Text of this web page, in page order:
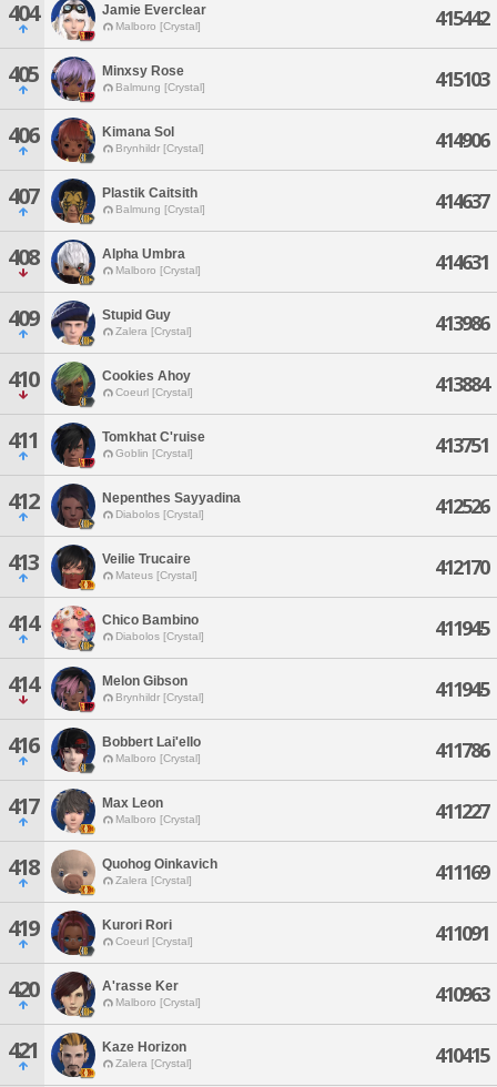
404 Jamie Everclear
Malboro [Crystal] 415442
405 Minxsy Rose
Balmung [Crystal] 415103
406 Kimana Sol
Brynhildr [Crystal] 414906
407 Plastik Caitsith
Balmung [Crystal] 414637
408 Alpha Umbra
Malboro [Crystal] 414631
409 Stupid Guy
Zalera [Crystal] 413986
410 Cookies Ahoy
Coeurl [Crystal] 413884
411 Tomkhat C'ruise
Goblin [Crystal] 413751
412 Nepenthes Sayyadina
Diabolos [Crystal] 412526
413 Veilie Trucaire
Mateus [Crystal] 412170
414 Chico Bambino
Diabolos [Crystal] 411945
414 Melon Gibson
Brynhildr [Crystal] 411945
416 Bobbert Lai'ello
Malboro [Crystal] 411786
417 Max Leon
Malboro [Crystal] 411227
418 Quohog Oinkavich
Zalera [Crystal] 411169
419 Kurori Rori
Coeurl [Crystal] 411091
420 A'rasse Ker
Malboro [Crystal] 410963
421 Kaze Horizon
Zalera [Crystal] 410415